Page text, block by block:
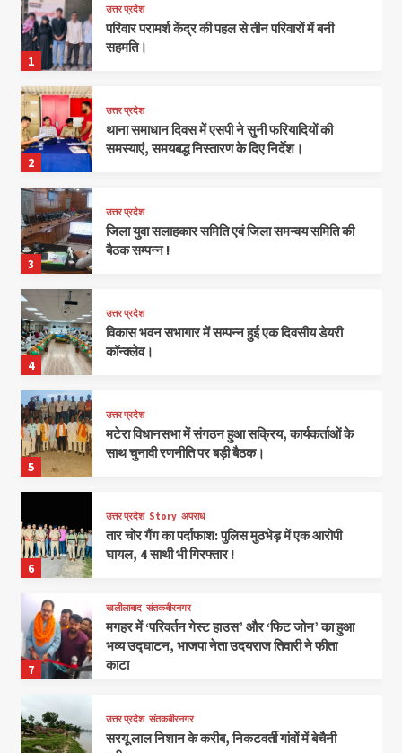
1
उत्तर प्रदेश
परिवार परामर्श केंद्र की पहल से तीन परिवारों में बनी
सहमति।
2
उत्तर प्रदेश
थाना समाधान दिवस में एसपी ने सुनी फरियादियों की
समस्याएं, समयबद्ध निस्तारण के दिए निर्देश।
3
उत्तर प्रदेश
जिला युवा सलाहकार समिति एवं जिला समन्वय समिति की
बैठक सम्पन्न !
4
उत्तर प्रदेश
विकास भवन सभागार में सम्पन्न हुई एक दिवसीय डेयरी
कॉन्क्लेव।
5
उत्तर प्रदेश
मटेरा विधानसभा में संगठन हुआ सक्रिय, कार्यकर्ताओं के
साथ चुनावी रणनीति पर बड़ी बैठक।
6
उत्तर प्रदेश Story अपराध
तार चोर गैंग का पर्दाफाश: पुलिस मुठभेड़ में एक आरोपी
घायल, 4 साथी भी गिरफ्तार !
7
खलीलाबाद संतकबीरनगर
मगहर में ‘परिवर्तन गेस्ट हाउस’ और ‘फिट जोन’ का हुआ
भव्य उद्घाटन, भाजपा नेता उदयराज तिवारी ने फीता
काटा
उत्तर प्रदेश संतकबीरनगर
सरयू लाल निशान के करीब, निकटवर्ती गांवों में बेचैनी